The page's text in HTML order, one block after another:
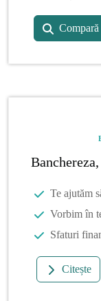
Compară
Te ajutăm
Vorbim în
Sfaturi
Citește